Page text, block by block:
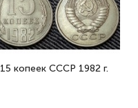
15 копеек СССР 1982 г.